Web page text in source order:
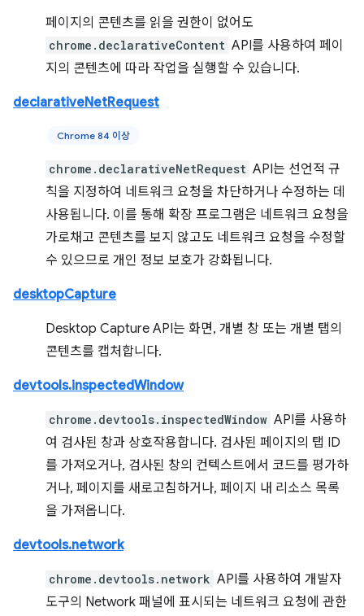
페이지의 콘텐츠를 읽을 권한이 없어도
chrome.declarativeContent API를 사용하여 페이
지의 콘텐츠에 따라 작업을 실행할 수 있습니다.
declarativeNetRequest
Chrome 84 이상
chrome.declarativeNetRequest API는 선언적 규
칙을 지정하여 네트워크 요청을 차단하거나 수정하는 데
사용됩니다. 이를 통해 확장 프로그램은 네트워크 요청을
가로채고 콘텐츠를 보지 않고도 네트워크 요청을 수정할
수 있으므로 개인 정보 보호가 강화됩니다.
desktopCapture
Desktop Capture API는 화면, 개별 창 또는 개별 탭의
콘텐츠를 캡처합니다.
devtools.inspectedWindow
chrome.devtools.inspectedWindow API를 사용하
여 검사된 창과 상호작용합니다. 검사된 페이지의 탭 ID
를 가져오거나, 검사된 창의 컨텍스트에서 코드를 평가하
거나, 페이지를 새로고침하거나, 페이지 내 리소스 목록
을 가져옵니다.
devtools.network
chrome.devtools.network API를 사용하여 개발자
도구의 Network 패널에 표시되는 네트워크 요청에 관한